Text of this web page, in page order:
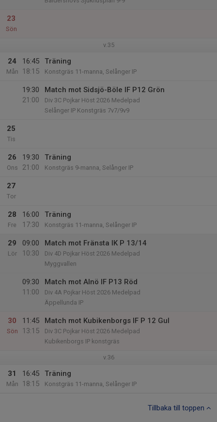
23
Sön
v.35
24
Mån
16:45
18:15
Träning
Konstgräs 11-manna, Selånger IP
19:30
21:00
Match mot Sidsjö-Böle IF P12 Grön
Div 3C Pojkar Höst 2026 Medelpad
Selånger IP Konstgräs 7v7/9v9
25
Tis
26
Ons
19:30
21:00
Träning
Konstgräs 9-manna, Selånger IP
27
Tor
28
Fre
16:00
17:30
Träning
Konstgräs 11-manna, Selånger IP
29
Lör
09:00
10:30
Match mot Fränsta IK P 13/14
Div 4D Pojkar Höst 2026 Medelpad
Myggvallen
09:30
11:00
Match mot Alnö IF P13 Röd
Div 4A Pojkar Höst 2026 Medelpad
Äppellunda IP
30
Sön
11:45
13:15
Match mot Kubikenborgs IF P 12 Gul
Div 3C Pojkar Höst 2026 Medelpad
Kubikenborgs IP konstgräs
v.36
31
Mån
16:45
18:15
Träning
Konstgräs 11-manna, Selånger IP
Tillbaka till toppen